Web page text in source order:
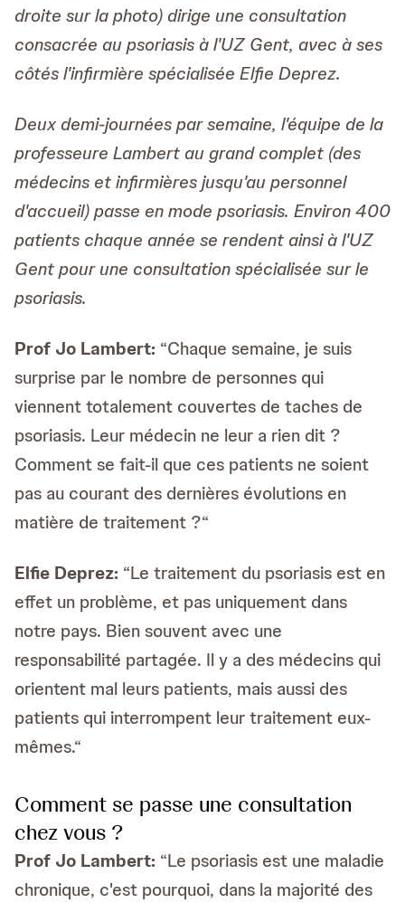
droite sur la photo) dirige une consultation
consacrée au psoriasis à l'UZ Gent, avec à ses
côtés l'infirmière spécialisée Elfie Deprez.
Deux demi-journées par semaine, l'équipe de la
professeure Lambert au grand complet (des
médecins et infirmières jusqu'au personnel
d'accueil) passe en mode psoriasis. Environ 400
patients chaque année se rendent ainsi à l'UZ
Gent pour une consultation spécialisée sur le
psoriasis.
Prof Jo Lambert: “Chaque semaine, je suis
surprise par le nombre de personnes qui
viennent totalement couvertes de taches de
psoriasis. Leur médecin ne leur a rien dit ?
Comment se fait-il que ces patients ne soient
pas au courant des dernières évolutions en
matière de traitement ?“
Elfie Deprez: “Le traitement du psoriasis est en
effet un problème, et pas uniquement dans
notre pays. Bien souvent avec une
responsabilité partagée. Il y a des médecins qui
orientent mal leurs patients, mais aussi des
patients qui interrompent leur traitement eux-
mêmes.“
Comment se passe une consultation
chez vous ?
Prof Jo Lambert: “Le psoriasis est une maladie
chronique, c'est pourquoi, dans la majorité des